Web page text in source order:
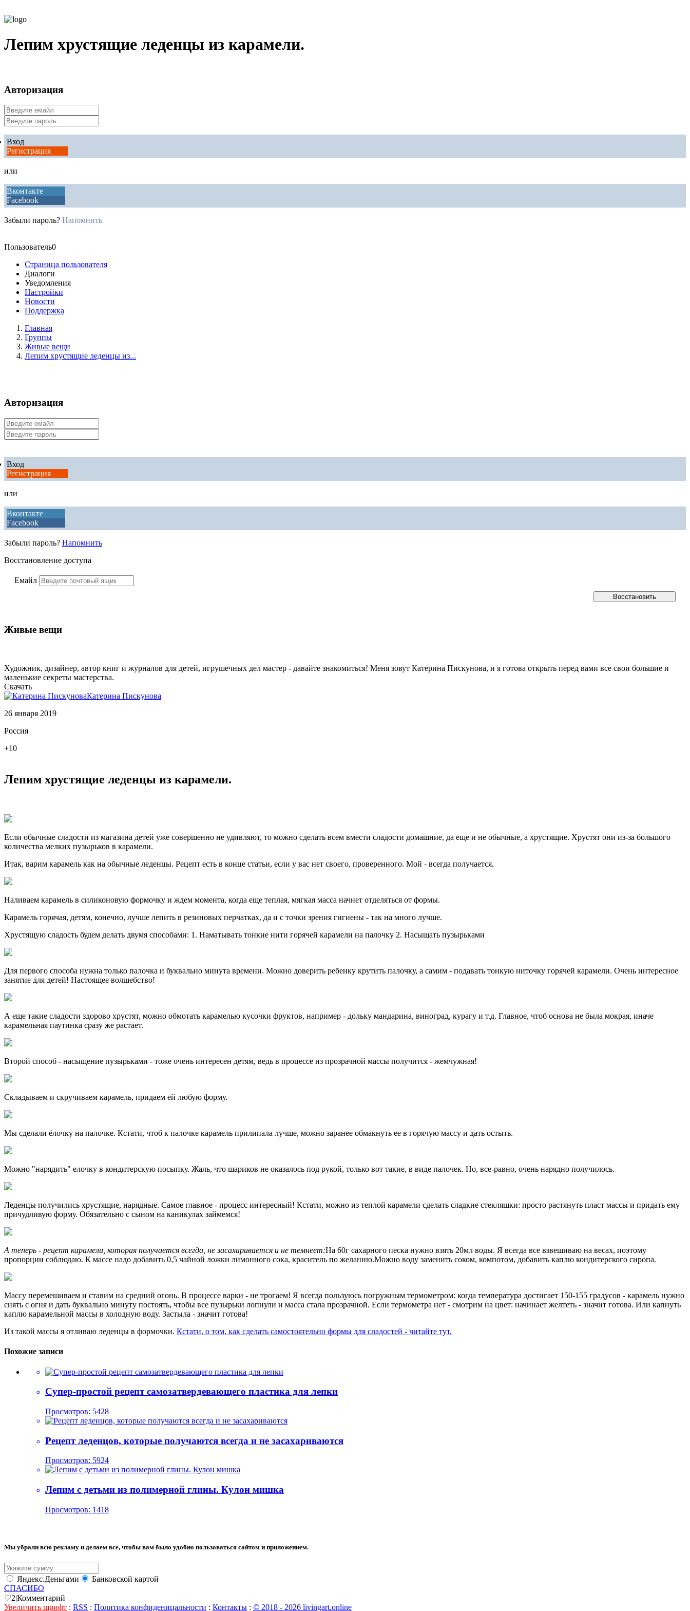
Лепим хрустящие леденцы из карамели.
Авторизация
Вход
Регистрация
или
Вконтакте
Facebook
Забыли пароль? Напомнить
Пользователь0
Страница пользователя
Диалоги
Уведомления
Настройки
Новости
Поддержка
Главная
Группы
Живые вещи
Лепим хрустящие леденцы из...
Авторизация
Вход
Регистрация
или
Вконтакте
Facebook
Забыли пароль? Напомнить
Восстановление доступа
Емайл
Живые вещи
Художник, дизайнер, автор книг и журналов для детей, игрушечных дел мастер - давайте знакомиться! Меня зовут Катерина Пискунова, и я готова открыть перед вами все свои большие и
маленькие секреты мастерства.
Скачать
Катерина Пискунова
26 января 2019
Россия
+10
Лепим хрустящие леденцы из карамели.
Если обычные сладости из магазина детей уже совершенно не удивляют, то можно сделать всем вмести сладости домашние, да еще и не обычные, а хрустящие. Хрустят они из-за большого
количества мелких пузырьков в карамели.
Итак, варим карамель как на обычные леденцы. Рецепт есть в конце статьи, если у вас нет своего, проверенного. Мой - всегда получается.
Наливаем карамель в силиконовую формочку и ждем момента, когда еще теплая, мягкая масса начнет отделяться от формы.
Карамель горячая, детям, конечно, лучше лепить в резиновых перчатках, да и с точки зрения гигиены - так на много лучше.
Хрустящую сладость будем делать двумя способами: 1. Наматывать тонкие нити горячей карамели на палочку 2. Насыщать пузырьками
Для первого способа нужна только палочка и буквально минута времени. Можно доверить ребенку крутить палочку, а самим - подавать тонкую ниточку горячей карамели. Очень интересное
занятие для детей! Настоящее волшебство!
А еще такие сладости здорово хрустят, можно обмотать карамелью кусочки фруктов, например - дольку мандарина, виноград, курагу и т.д. Главное, чтоб основа не была мокрая, иначе
карамельная паутинка сразу же растает.
Второй способ - насыщение пузырьками - тоже очень интересен детям, ведь в процессе из прозрачной массы получится - жемчужная!
Складываем и скручиваем карамель, придаем ей любую форму.
Мы сделали ёлочку на палочке. Кстати, чтоб к палочке карамель прилипала лучше, можно заранее обмакнуть ее в горячую массу и дать остыть.
Можно "нарядить" елочку в кондитерскую посыпку. Жаль, что шариков не оказалось под рукой, только вот такие, в виде палочек. Но, все-равно, очень нарядно получилось.
Леденцы получились хрустящие, нарядные. Самое главное - процесс интересный! Кстати, можно из теплой карамели сделать сладкие стекляшки: просто растянуть пласт массы и придать ему
причудливую форму. Обязательно с сыном на каникулах займемся!
А теперь - рецепт карамели, которая получается всегда, не засахаривается и не темнеет:На 60г сахарного песка нужно взять 20мл воды. Я всегда все взвешиваю на весах, поэтому
пропорции соблюдаю. К массе надо добавить 0,5 чайной ложки лимонного сока, краситель по желанию.Можно воду заменить соком, компотом, добавить каплю кондитерского сиропа.
Массу перемешиваем и ставим на средний огонь. В процессе варки - не трогаем! Я всегда пользуюсь погружным термометром: когда температура достигает 150-155 градусов - карамель нужно
снять с огня и дать буквально минуту постоять, чтобы все пузырьки лопнули и масса стала прозрачной. Если термометра нет - смотрим на цвет: начинает желтеть - значит готова. Или капнуть
каплю карамельной массы в холодную воду. Застыла - значит готова!
Из такой массы я отливаю леденцы в формочки. Кстати, о том, как сделать самостоятельно формы для сладостей - читайте тут.
Похожие записи
Супер-простой рецепт самозатвердевающего пластика для лепки
Просмотров: 5428
Рецепт леденцов, которые получаются всегда и не засахариваются
Просмотров: 5924
Лепим с детьми из полимерной глины. Кулон мишка
Просмотров: 1418
Мы убрали всю рекламу и делаем все, чтобы вам было удобно пользоваться сайтом и приложением.
Яндекс.Деньгами
Банковской картой
СПАСИБО
♡2|Комментарий
Увеличить шрифт : RSS : Политика конфиденицальности : Контакты : © 2018 - 2026 livingart.online